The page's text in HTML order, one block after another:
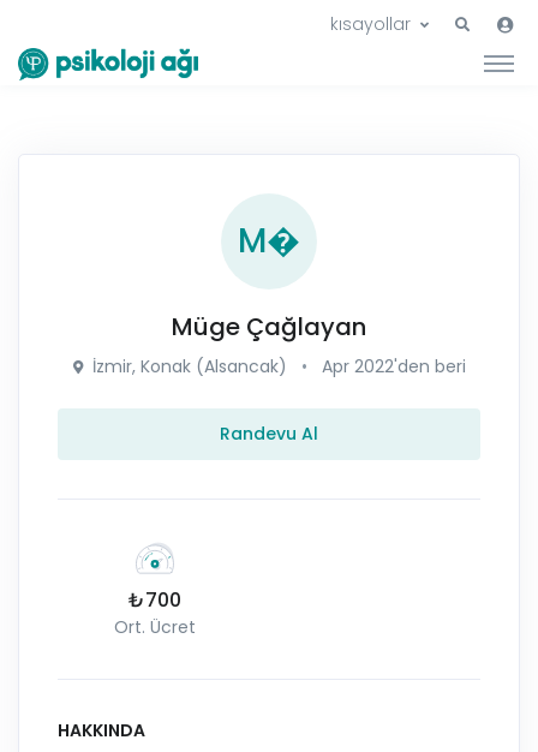
kısayollar
M�
Müge Çağlayan
İzmir, Konak (Alsancak) • Apr 2022'den beri
Randevu Al
₺700
Ort. Ücret
HAKKINDA